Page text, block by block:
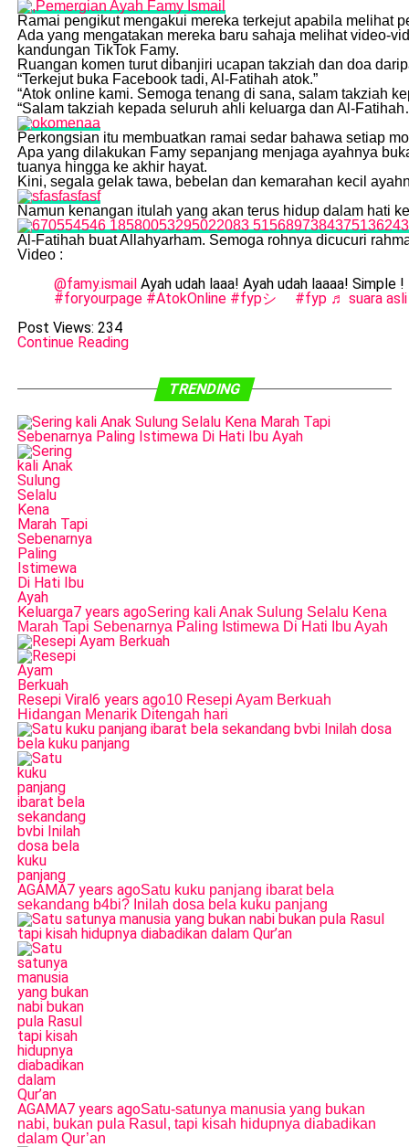
Ramai pengikut mengakui mereka terkejut apabila melihat
Ada yang mengatakan mereka baru sahaja melihat video-
kandungan TikTok Famy.
Ruangan komen turut dibanjiri ucapan takziah dan doa
“Terkejut buka Facebook tadi, Al-Fatihah atok.”
“Atok online kami. Semoga tenang di sana, salam takziah
“Salam takziah kepada seluruh ahli keluarga dan Al-
Perkongsian itu membuatkan ramai sedar bahawa setiap
Apa yang dilakukan Famy sepanjang menjaga ayahnya
tuanya hingga ke akhir hayat.
Kini, segala gelak tawa, bebelan dan kemarahan kecil
Namun kenangan itulah yang akan terus hidup dalam hati
Al-Fatihah buat Allahyarham. Semoga rohnya dicucuri
Video :
@famy.ismailAyah udah laaa! Ayah udah laaaa! Simple
#foryourpage #AtokOnline #fypシ゚ #fyp ♬ suara
Post Views: 234
Continue Reading
TRENDING
Keluarga7 years agoSering kali Anak Sulung Selalu Kena
Marah Tapi Sebenarnya Paling Istimewa Di Hati Ibu Ayah
Resepi Viral6 years ago10 Resepi Ayam Berkuah
Hidangan Menarik Ditengah hari
AGAMA7 years agoSatu kuku panjang ibarat bela
sekandang b4bi? Inilah dosa bela kuku panjang
AGAMA7 years agoSatu-satunya manusia yang bukan
nabi, bukan pula Rasul, tapi kisah hidupnya diabadikan
dalam Qur’an